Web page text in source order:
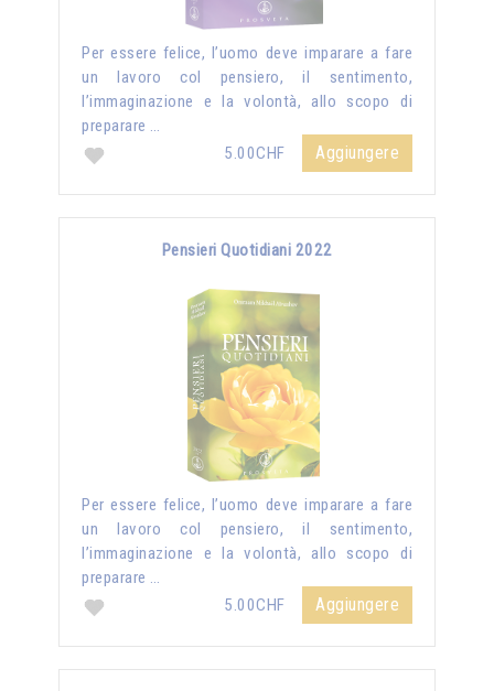
Per essere felice, l’uomo deve imparare a fare
un lavoro col pensiero, il sentimento,
l’immaginazione e la volontà, allo scopo di
preparare …
5.00CHF
Aggiungere
Pensieri Quotidiani 2022
Per essere felice, l’uomo deve imparare a fare
un lavoro col pensiero, il sentimento,
l’immaginazione e la volontà, allo scopo di
preparare …
5.00CHF
Aggiungere